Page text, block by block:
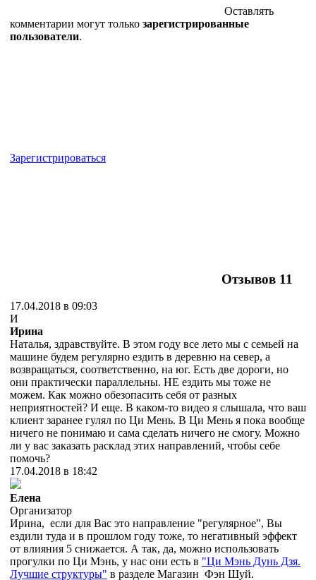
Оставлять
комментарии могут только зарегистрированные
пользователи.
Зарегистрироваться
Отзывов 11
17.04.2018 в 09:03
И
Ирина
Наталья, здравствуйте. В этом году все лето мы с семьей на
машине будем регулярно ездить в деревню на север, а
возвращаться, соответственно, на юг. Есть две дороги, но
они практически параллельны. НЕ ездить мы тоже не
можем. Как можно обезопасить себя от разных
неприятностей? И еще. В каком-то видео я слышала, что ваш
клиент заранее гулял по Ци Мень. В Ци Мень я пока вообще
ничего не понимаю и сама сделать ничего не смогу. Можно
ли у вас заказать расклад этих направлений, чтобы себе
помочь?
17.04.2018 в 18:42
Елена
Организатор
Ирина, если для Вас это направление "регулярное", Вы
ездили туда и в прошлом году тоже, то негативный эффект
от влияния 5 снижается. А так, да, можно использовать
прогулки по Ци Мэнь, у нас они есть в "Ци Мэнь Дунь Дзя.
Лучшие структуры" в разделе Магазин Фэн Шуй.